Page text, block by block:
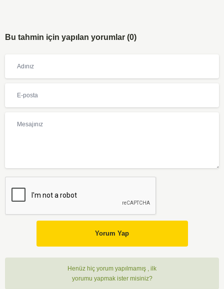
Bu tahmin için yapılan yorumlar (0)
Yorum Yap
Henüz hiç yorum yapılmamış , ilk
yorumu yapmak ister misiniz?